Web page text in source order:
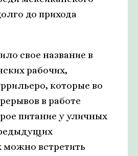
до прихода
свое название в
рабочих,
которые во
в работе
питание у уличных
можно встретить